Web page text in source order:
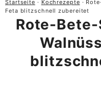
Startseite · Kochrezepte ·
Feta blitzschnell zubereitet
Rote-